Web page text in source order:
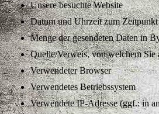
Unsere besuchte Website
Datum und Uhrzeit zum
Menge der gesendeten Daten in
Quelle/Verweis, von welchem Sie
Verwendeter Browser
Verwendetes Betriebssystem
Verwendete IP-Adresse (ggf.: in